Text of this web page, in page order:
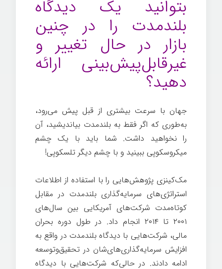
بتوانید یک دیدگاه
بلندمدت را در چنین
بازار در حال تغییر و
غیرقابل‌پیش‌بینی ارائه
دهید؟
جهان با سرعت بیشتری از قبل پیش می‌رود،
به‌طوری که اگر فقط به بلندمدت بیاندیشید، آن
را نخواهید داشت. شما باید با یک چشم
میکروسکوپی ببینید و با چشم دیگر تلسکوپی!
مک‌کینزی پژوهش‌هایی را با استفاده از اطلاعات
استراتژی‌های سرمایه‌گذاری بلندمدت در مقابل
کوتاه‌مدت شرکت‌های آمریکایی بین سال‌های
۲۰۰۱ تا ۲۰۱۴ انجام داد. در طول دوره بحران
مالی، شرکت‌هایی با دیدگاه بلندمدت در واقع به
افزایش سرمایه‌گذاری‌های‌شان در تحقیق‌وتوسعه
ادامه دادند. در حالی‌که شرکت‌هایی با دیدگاه